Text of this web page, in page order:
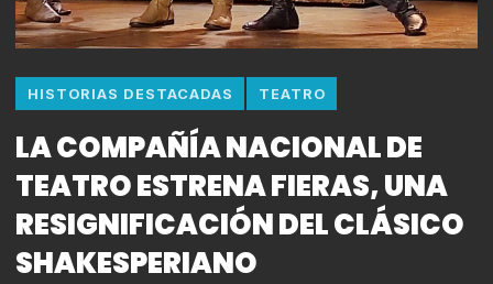
HISTORIAS DESTACADAS TEATRO
LA COMPAÑÍA NACIONAL DE
TEATRO ESTRENA FIERAS, UNA
RESIGNIFICACIÓN DEL CLÁSICO
SHAKESPERIANO